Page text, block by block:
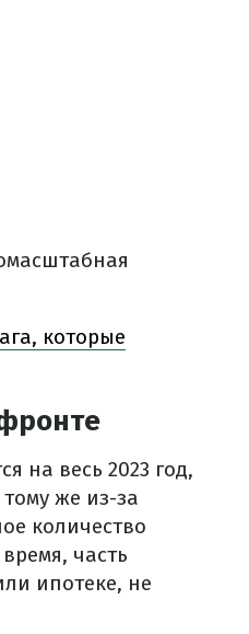
которые
на весь 2023 год,
же из-за
количество
часть
ипотеке, не